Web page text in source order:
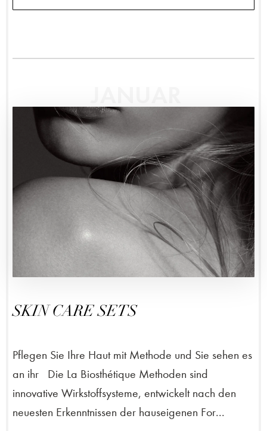
SKIN CARE SETS
Pflegen Sie Ihre Haut mit Methode und Sie sehen es
an ihr Die La Biosthétique Methoden sind
innovative Wirkstoffsysteme, entwickelt nach den
neuesten Erkenntnissen der hauseigenen For...